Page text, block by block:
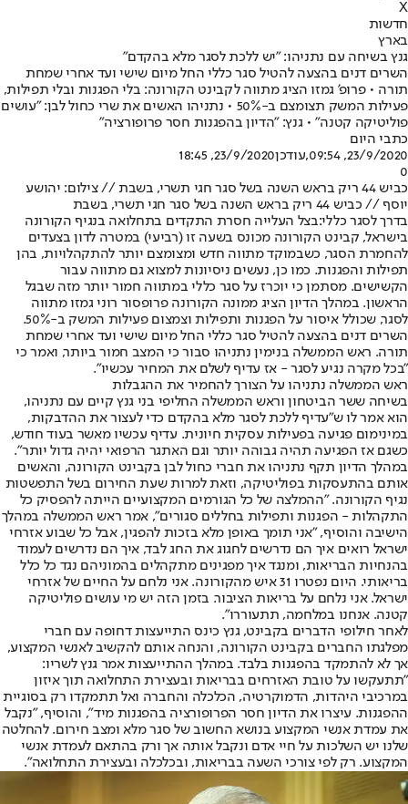
X
חדשות
בארץ
גנץ בשיחה עם נתניהו: "יש ללכת לסגר מלא בהקדם"
השרים דנים בהצעה להטיל סגר כללי החל מיום שישי ועד אחרי שמחת
תורה • פרופ' גמזו הציג מתווה לקבינט הקורונה: בלי הפגנות ובלי תפילות,
פעילות המשק תצומצם ב-50% • נתניהו האשים את שרי כחול לבן: "עושים
פוליטיקה קטנה" • גנץ: "הדיון בהפגנות חסר פרופורציה"
כתבי היום
23/9/2020, 09:54
,עודכן23/9/2020, 18:45
0
כביש 44 ריק בראש השנה בשל סגר חגי תשרי, בשבת // צילום: יהושע
יוסף // כביש 44 ריק בראש השנה בשל סגר חגי תשרי, בשבת
בדרך לסגר כללי:בצל העלייה חסרת התקדים בתחלואה בנגיף הקורונה
בישראל, קבינט הקורונה מכונס בשעה זו (רביעי) במטרה לדון בצעדים
להחמרת הסגר, כשבמוקד מתווה חדש ומצומצם יותר להתקהלויות, בהן
תפילות והפגנות. כמו כן, נעשים ניסיונות למצוא גם מתווה עבור
הקשישים. מסתמן כי יוכרז על סגר כללי במתווה חמור יותר מזה שבגל
הראשון. במהלך הדיון הציג ממונה הקורונה פרופסור רוני גמזו מתווה
לסגר, שכולל איסור על הפגנות ותפילות וצמצום פעילות המשק ב-50%.
השרים דנים בהצעה להטיל סגר כללי החל מיום שישי ועד אחרי שמחת
תורה. ראש הממשלה בנימין נתניהו סבור כי המצב חמור ביותר, ואמר כי
"בכל מקרה נגיע לסגר - אז עדיף לשלם את המחיר עכשיו".
ראש הממשלה נתניהו על הצורך להחמיר את ההגבלות
בשיחה ששר הביטחון וראש הממשלה החליפי בני גנץ קיים עם נתניהו,
הוא אמר לו ש"עדיף ללכת לסגר מלא בהקדם כדי לעצור את ההדבקות,
במינימום פגיעה בפעילות עסקית חיונית. עדיף עכשיו מאשר בעוד חודש,
כשגם אז הפגיעה תהיה גבוהה יותר וגם האתגר הרפואי יהיה גדול יותר".
במהלך הדיון תקף נתניהו את חברי כחול לבן בקבינט הקורונה, והאשים
אותם בהתעסקות בפוליטיקה, וזאת למרות שעת החירום בשל התפשטות
נגיף הקורונה. "ההמלצה של כל הגורמים המקצועיים הייתה להפסיק כל
התקהלות - הפגנות ותפילות בחללים סגורים", אמר ראש הממשלה במהלך
הישיבה והוסיף, "אני תומך באופן מלא בזכות להפגין, אבל כל שבוע אזרחי
ישראל רואים איך הם נדרשים לחגוג את החג לבד, איך הם נדרשים לעמוד
בהנחיות הבריאות, ומנגד איך מפגינים מתקהלים בהמוניהם נגד כל כלל
בריאותי. היום נפטרו 31 איש מהקורונה. אני נלחם על החיים של אזרחי
ישראל. אני נלחם על בריאות הציבור. בזמן הזה יש מי עושים פוליטיקה
קטנה. אנחנו במלחמה, תתעוררו".
לאחר חילופי הדברים בקבינט, גנץ כינס התייעצות דחופה עם חברי
מפלגתו החברים בקבינט הקורונה, והנחה אותם להקשיב לאנשי המקצוע,
אך לא להתמקד בהפגנות בלבד. במהלך ההתייעצות אמר גנץ לשריו:
"תתעקשו על טובת האזרחים בבריאות ובעצירת התחלואה תוך איזון
במרכיבי היהדות, הדמוקרטיה, הכלכלה והחברה ואל תתמקדו רק בסוגיית
ההפגנות. עיצרו את הדיון חסר הפרופורציה בהפגנות מיד", והוסיף, "נקבל
את עמדת אנשי המקצוע בנושא החשוב של סגר מלא ומצב חירום. להחלטה
שלנו יש השלכות על חיי אדם ונקבל אותה אך ורק בהתאם לעמדת אנשי
המקצוע. רק לפי צורכי השעה בבריאות, ובכלכלה ובעצירת התחלואה".